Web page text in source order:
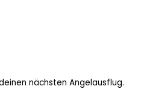
nächsten Angelausflug.